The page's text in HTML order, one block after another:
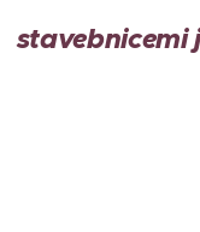
stavebnicemi